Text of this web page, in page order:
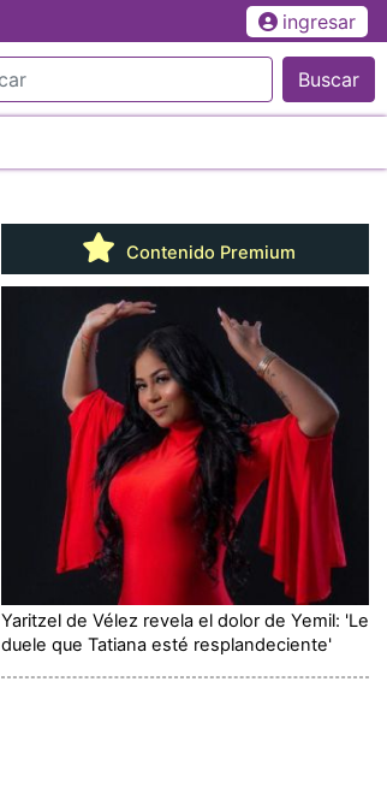
ingresar
Buscar
Contenido Premium
Yaritzel de Vélez revela el dolor de Yemil: 'Le
duele que Tatiana esté resplandeciente'